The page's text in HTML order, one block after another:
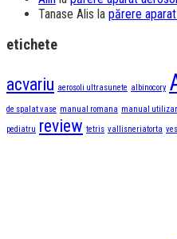
Tanase Alis la părere
etichete
acvariu aerosoli ultrasunete albinocory
de spalat vase manual romana manual
pediatru review tetris vallisneriatorta